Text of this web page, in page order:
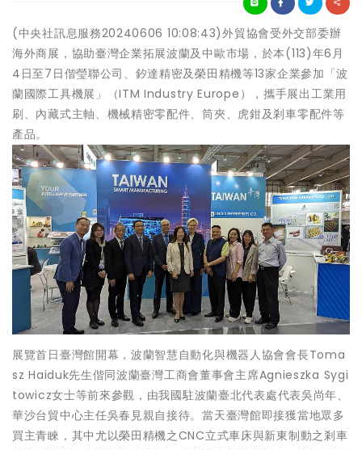
(中央社訊息服務20240606 10:08:43)外貿協會受外交部委辦
海外商展，協助臺灣企業拓展波蘭及中歐市場，於本(113)年6月
4日至7日偕瑩聯公司、釸達精密及榮田精機等13家企業參加「波
蘭國際工具機展」（ITM Industry Europe），攜手展出工業用
刷、內藏式主軸、機械精密零配件、筒夾、虎鉗及剎車零配件等
產品。
展覽首日臺灣館開幕，波蘭智慧自動化與機器人協會會長Toma
sz Haiduk先生偕同波蘭臺灣工商會董事會主席Agnieszka Sygi
towicz女士等前來參觀，由我國駐波蘭臺北代表處代表吳尚年、
華沙台貿中心主任吳春見親自接待。當天臺灣館即接獲當地眾多
買主青睞，其中尤以榮田精機之CNC立式車床與新東制動之剎車